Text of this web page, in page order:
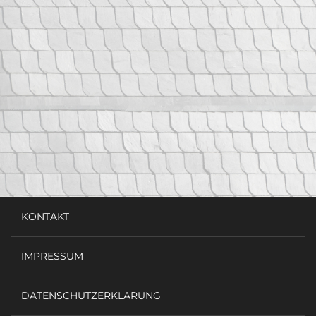
KONTAKT
IMPRESSUM
DATENSCHUTZERKLÄRUNG